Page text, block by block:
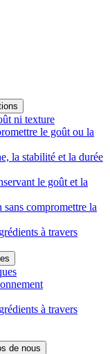
ni texture
le goût ou la
la stabilité et la durée
le goût et la
compromettre la
à travers
à travers
de nous